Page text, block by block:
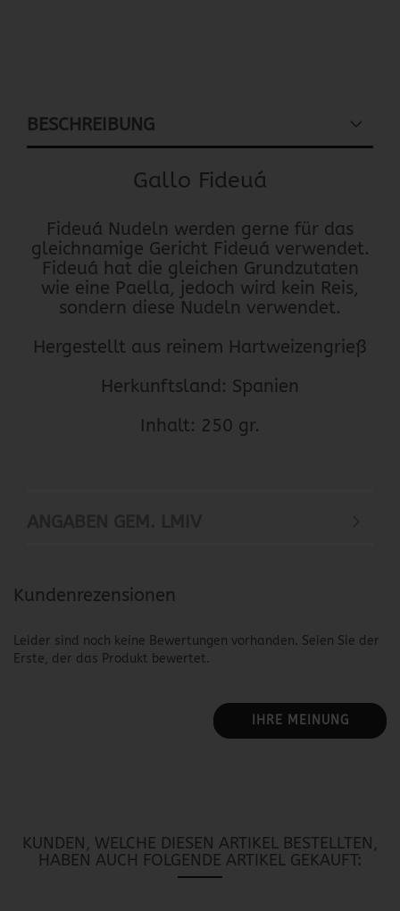
BESCHREIBUNG
Gallo Fideuá
Fideuá Nudeln werden gerne für das
gleichnamige Gericht Fideuá verwendet.
Fideuá hat die gleichen Grundzutaten
wie eine Paella, jedoch wird kein Reis,
sondern diese Nudeln verwendet.
Hergestellt aus reinem Hartweizengrieß
Herkunftsland: Spanien
Inhalt: 250 gr.
Kundenrezensionen
Leider sind noch keine Bewertungen vorhanden. Seien Sie der
Erste, der das Produkt bewertet.
IHRE MEINUNG
KUNDEN, WELCHE DIESEN ARTIKEL BESTELLTEN,
HABEN AUCH FOLGENDE ARTIKEL GEKAUFT: